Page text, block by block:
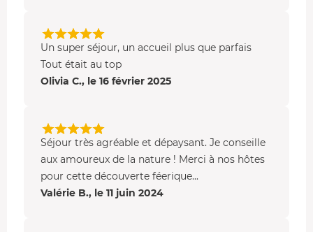
Un super séjour, un accueil plus que parfais
Tout était au top
Olivia C., le 16 février 2025
Séjour très agréable et dépaysant. Je conseille
aux amoureux de la nature ! Merci à nos hôtes
pour cette découverte féerique...
Valérie B., le 11 juin 2024